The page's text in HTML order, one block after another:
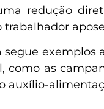
redução
como as
auxílio-